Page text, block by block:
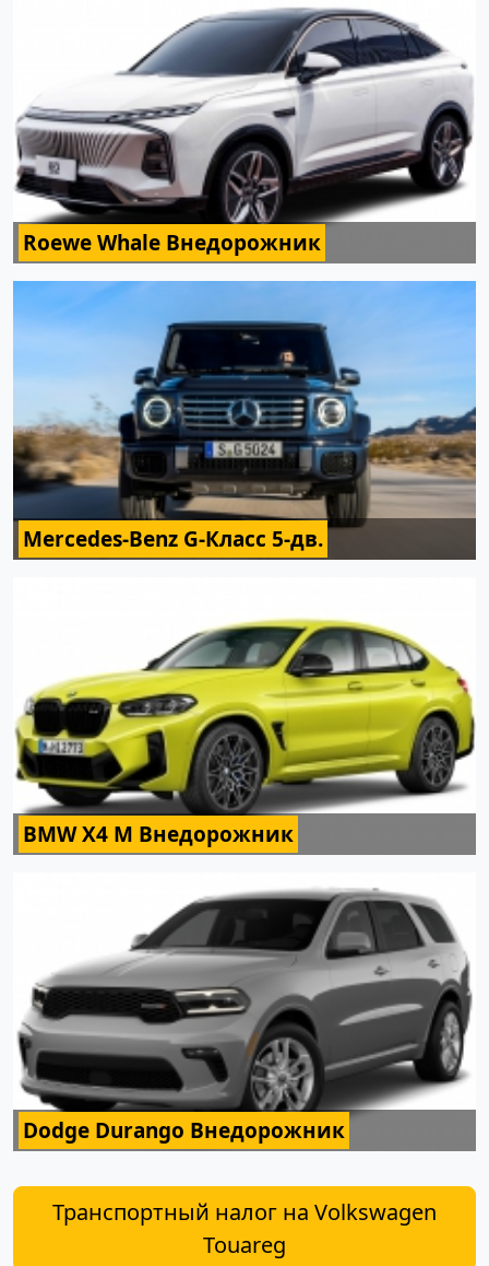
Roewe Whale Внедорожник
Mercedes-Benz G-Класс 5-дв.
BMW X4 M Внедорожник
Dodge Durango Внедорожник
Транспортный налог на Volkswagen
Touareg